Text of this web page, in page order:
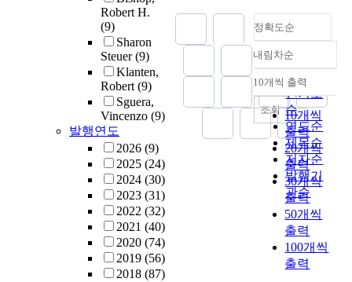
Robert H.
(9)
Sharon
Steuer(9)
Klanten,
Robert(9)
Sguera,
Vincenzo (9)
발행연도
2026 (9)
2025 (24)
2024 (30)
2023 (31)
2022 (32)
2021 (40)
2020 (74)
2019 (56)
2018 (87)
정확도순
정확도
순
인기도
순
연도순
제목순
저자순
발행기
관순
내림차순
내림차순
10개씩 출력
10개씩
출력
20개씩
출력
30개씩
출력
50개씩
출력
100개씩
출력
조회